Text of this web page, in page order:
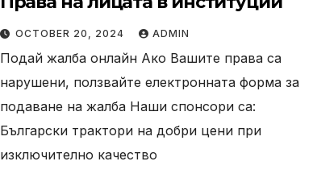
OCTOBER 20, 2024 ADMIN
Подай жалба онлайн Ако Вашите права са
нарушени, ползвайте електронната форма за
подаване на жалба Наши спонсори са:
Български трактори на добри цени при
изключително качество